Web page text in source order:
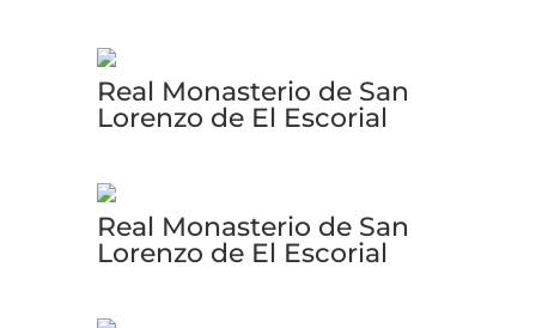
Real Monasterio de San
Lorenzo de El Escorial
Real Monasterio de San
Lorenzo de El Escorial